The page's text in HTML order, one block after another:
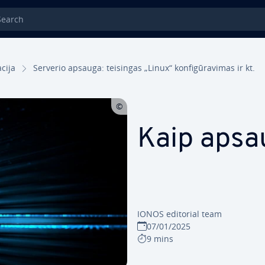
Serverio apsauga: teisingas „Linux“ kon­fi­gū­ra­vi­mas ir kt.
Kaip
IONOS editorial team
07/01/2025
9 mins